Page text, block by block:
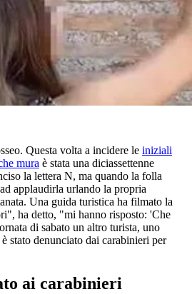
Questa volta a incidere le iniziali
mura è stata una diciassettenne
la lettera N, ma quando la folla
applaudirla urlando la propria
Una guida turistica ha filmato la
ha detto, "mi hanno risposto: 'Che
di sabato un altro turista, uno
stato denunciato dai carabinieri per
ai carabinieri